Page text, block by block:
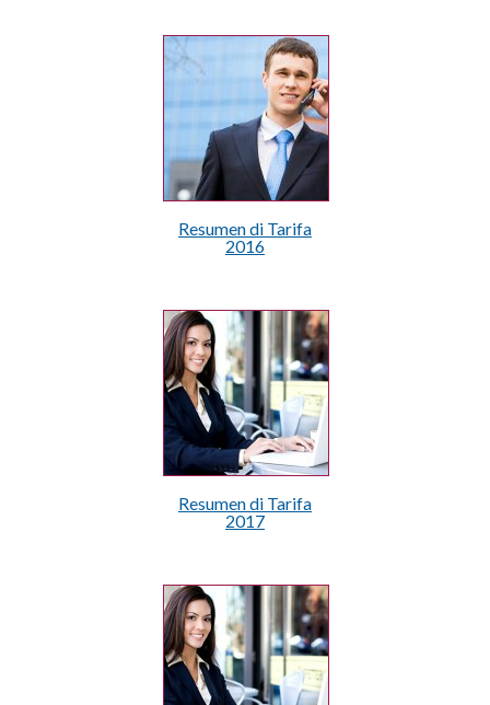
Resumen di Tarifa
2016
Resumen di Tarifa
2017